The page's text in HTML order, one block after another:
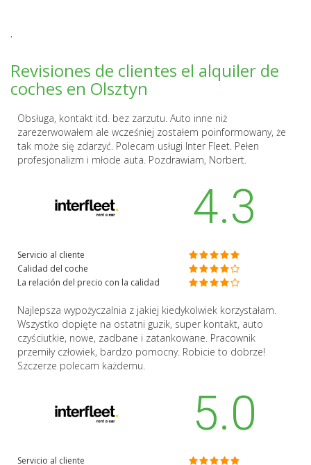
.
Revisiones de clientes el alquiler de
coches en Olsztyn
Obsługa, kontakt itd. bez zarzutu. Auto inne niż
zarezerwowałem ale wcześniej zostałem poinformowany, że
tak może się zdarzyć. Polecam usługi Inter Fleet. Pełen
profesjonalizm i młode auta. Pozdrawiam, Norbert.
4.3
Servicio al cliente
Calidad del coche
La relación del precio con la calidad
Najlepsza wypożyczalnia z jakiej kiedykolwiek korzystałam.
Wszystko dopięte na ostatni guzik, super kontakt, auto
czyściutkie, nowe, zadbane i zatankowane. Pracownik
przemiły człowiek, bardzo pomocny. Robicie to dobrze!
Szczerze polecam każdemu.
5.0
Servicio al cliente